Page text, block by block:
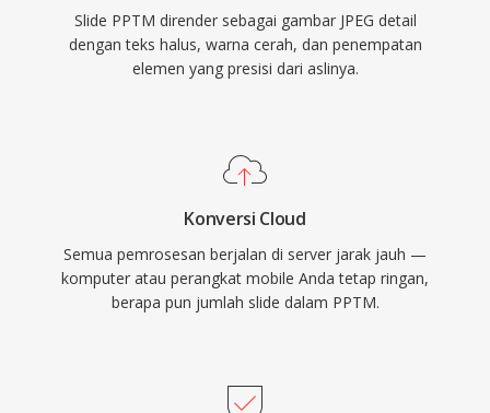
Slide PPTM dirender sebagai gambar JPEG detail
dengan teks halus, warna cerah, dan penempatan
elemen yang presisi dari aslinya.
Konversi Cloud
Semua pemrosesan berjalan di server jarak jauh —
komputer atau perangkat mobile Anda tetap ringan,
berapa pun jumlah slide dalam PPTM.